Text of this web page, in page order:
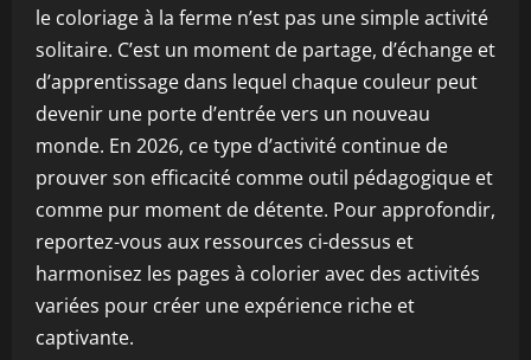
le coloriage à la ferme n’est pas une simple activité
solitaire. C’est un moment de partage, d’échange et
d’apprentissage dans lequel chaque couleur peut
devenir une porte d’entrée vers un nouveau
monde. En 2026, ce type d’activité continue de
prouver son efficacité comme outil pédagogique et
comme pur moment de détente. Pour approfondir,
reportez-vous aux ressources ci-dessus et
harmonisez les pages à colorier avec des activités
variées pour créer une expérience riche et
captivante.